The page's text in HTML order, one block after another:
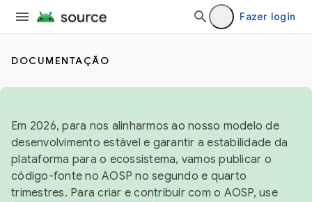
Fazer login
DOCUMENTAÇÃO
Em 2026, para nos alinharmos ao nosso modelo de
desenvolvimento estável e garantir a estabilidade da
plataforma para o ecossistema, vamos publicar o
código-fonte no AOSP no segundo e quarto
trimestres. Para criar e contribuir com o AOSP, use